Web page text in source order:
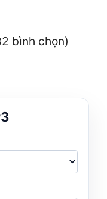
bình chọn)